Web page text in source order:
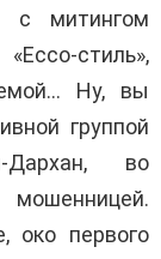
с митингом
стиль»,
Ну, вы
группой
Дархан, во
око первого